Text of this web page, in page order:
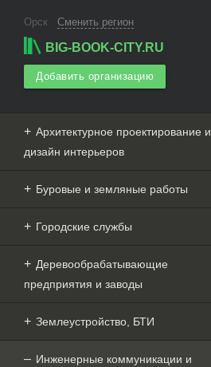
Орск Сменить регион
BIG-BOOK-CITY.RU
Добавить организацию
Архитектурное проектирование и
дизайн интерьеров
Буровые и земляные работы
Городские службы
Деревообрабатывающие
предприятия и заводы
Землеустройство, БТИ
Инженерные коммуникации и